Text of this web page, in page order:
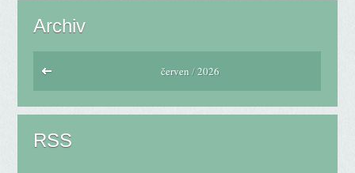
Archiv
červen /2026
RSS